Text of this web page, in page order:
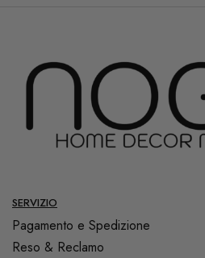
SERVIZIO
Pagamento e Spedizione
Reso & Reclamo